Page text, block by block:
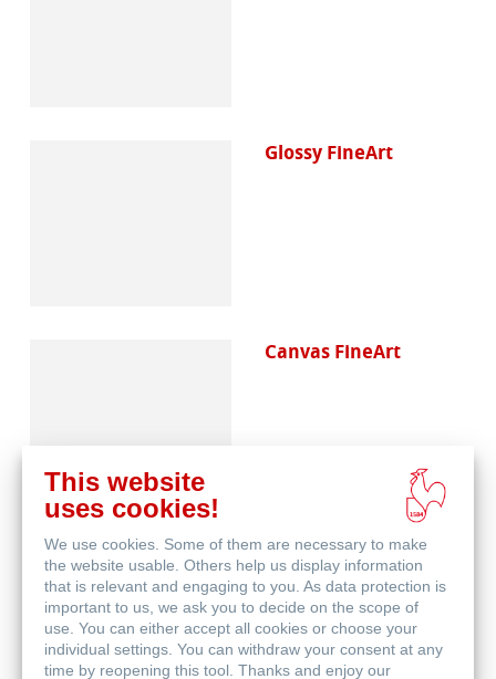
Glossy FineArt
Canvas FineArt
Schutz & Archivierung
This website
uses cookies!
We use cookies. Some of them are necessary to make
the website usable. Others help us display information
that is relevant and engaging to you. As data protection is
important to us, we ask you to decide on the scope of
use. You can either accept all cookies or choose your
individual settings. You can withdraw your consent at any
time by reopening this tool. Thanks and enjoy our